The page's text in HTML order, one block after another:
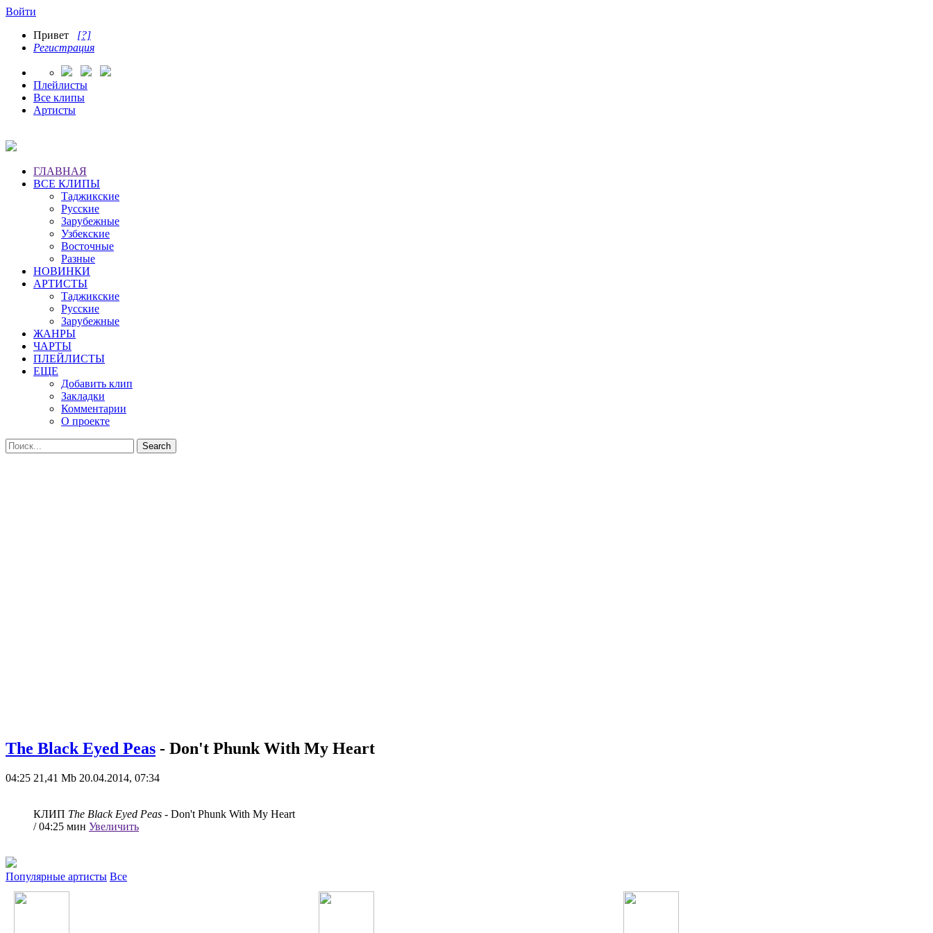
Войти
Привет [?]
Регистрация
Плейлисты
Все клипы
Артисты
ГЛАВНАЯ
ВСЕ КЛИПЫ
Таджикские
Русские
Зарубежные
Узбекские
Восточные
Разные
НОВИНКИ
АРТИСТЫ
Таджикские
Русские
Зарубежные
ЖАНРЫ
ЧАРТЫ
ПЛЕЙЛИСТЫ
ЕЩЕ
Добавить клип
Закладки
Комментарии
О проекте
The Black Eyed Peas - Don't Phunk With My Heart
04:25 21,41 Mb 20.04.2014, 07:34
КЛИП The Black Eyed Peas - Don't Phunk With My Heart
/ 04:25 мин Увеличить
Популярные артисты Все